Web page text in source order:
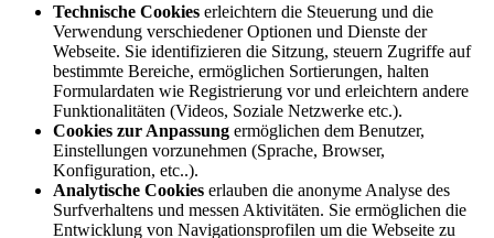
Technische Cookies erleichtern die Steuerung und die
Verwendung verschiedener Optionen und Dienste der
Webseite. Sie identifizieren die Sitzung, steuern Zugriffe auf
bestimmte Bereiche, ermöglichen Sortierungen, halten
Formulardaten wie Registrierung vor und erleichtern andere
Funktionalitäten (Videos, Soziale Netzwerke etc.).
Cookies zur Anpassung ermöglichen dem Benutzer,
Einstellungen vorzunehmen (Sprache, Browser,
Konfiguration, etc..).
Analytische Cookies erlauben die anonyme Analyse des
Surfverhaltens und messen Aktivitäten. Sie ermöglichen die
Entwicklung von Navigationsprofilen um die Webseite zu